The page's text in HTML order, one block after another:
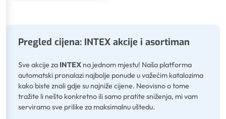
Pregled cijena: INTEX akcije i asortiman
Sve akcije za INTEX na jednom mjestu! Naša platforma
automatski pronalazi najbolje ponude u važećim katalozima
kako biste znali gdje su najniže cijene. Neovisno o tome
tražite li nešto konkretno ili samo pratite sniženja, mi vam
serviramo sve prilike za maksimalnu uštedu.